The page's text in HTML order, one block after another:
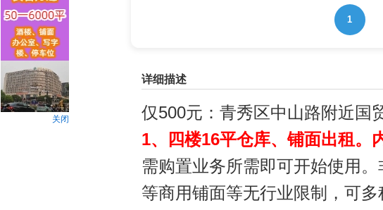
1
详细描述
仅500元：青秀区中山路附近国
1、四楼16平仓库、铺面出租。
需购置业务所需即可开始使用
等商用铺面等无行业限制，可多
关闭